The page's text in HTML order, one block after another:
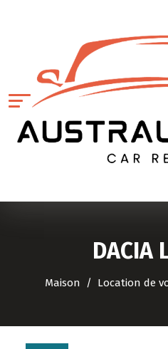
DACIA
Maison Location de